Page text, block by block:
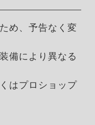
め、予告なく変
備により異なる
はプロショップ